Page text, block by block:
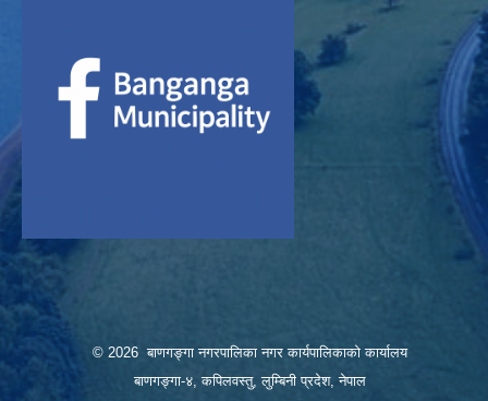
© 2026 बाणगङ्गा नगरपालिका नगर कार्यपालिकाको कार्यालय
बाणगङ्गा-४, कपिलवस्तु, लुम्बिनी प्रदेश, नेपाल